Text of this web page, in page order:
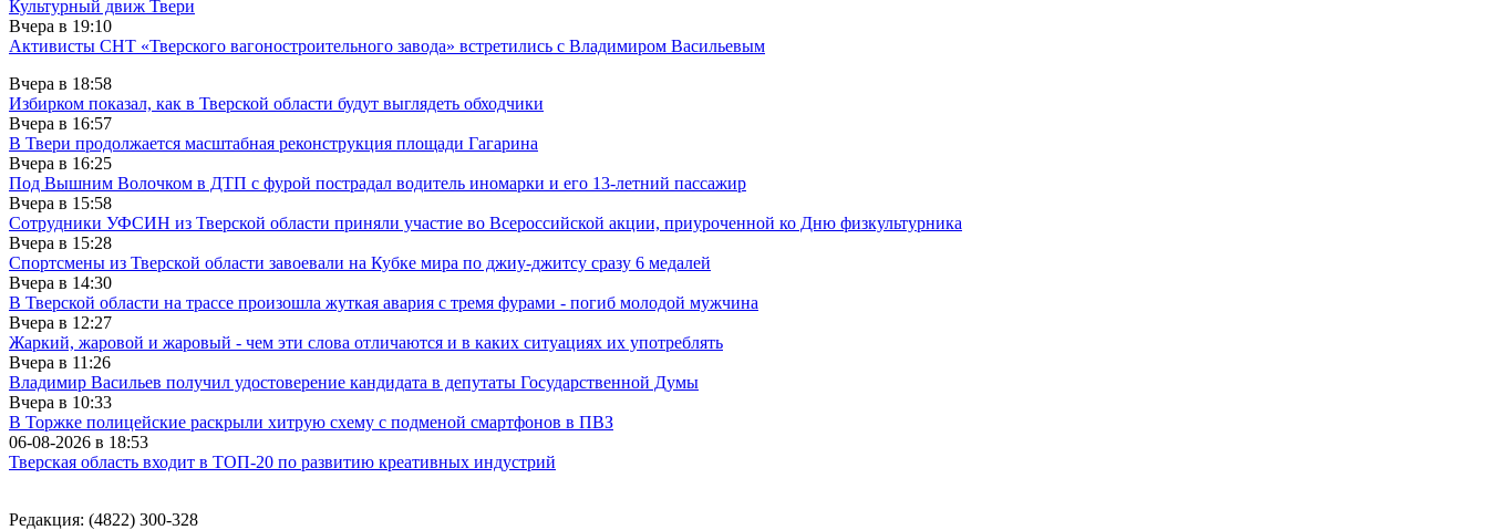
Культурный движ Твери
Вчера в 19:10
Активисты СНТ «Тверского вагоностроительного завода» встретились с Владимиром Васильевым
Вчера в 18:58
Избирком показал, как в Тверской области будут выглядеть обходчики
Вчера в 16:57
В Твери продолжается масштабная реконструкция площади Гагарина
Вчера в 16:25
Под Вышним Волочком в ДТП с фурой пострадал водитель иномарки и его 13-летний пассажир
Вчера в 15:58
Сотрудники УФСИН из Тверской области приняли участие во Всероссийской акции, приуроченной ко Дню физкультурника
Вчера в 15:28
Спортсмены из Тверской области завоевали на Кубке мира по джиу-джитсу сразу 6 медалей
Вчера в 14:30
В Тверской области на трассе произошла жуткая авария с тремя фурами - погиб молодой мужчина
Вчера в 12:27
Жаркий, жаровой и жаровый - чем эти слова отличаются и в каких ситуациях их употреблять
Вчера в 11:26
Владимир Васильев получил удостоверение кандидата в депутаты Государственной Думы
Вчера в 10:33
В Торжке полицейские раскрыли хитрую схему с подменой смартфонов в ПВЗ
06-08-2026 в 18:53
Тверская область входит в ТОП-20 по развитию креативных индустрий
Редакция: (4822) 300-328